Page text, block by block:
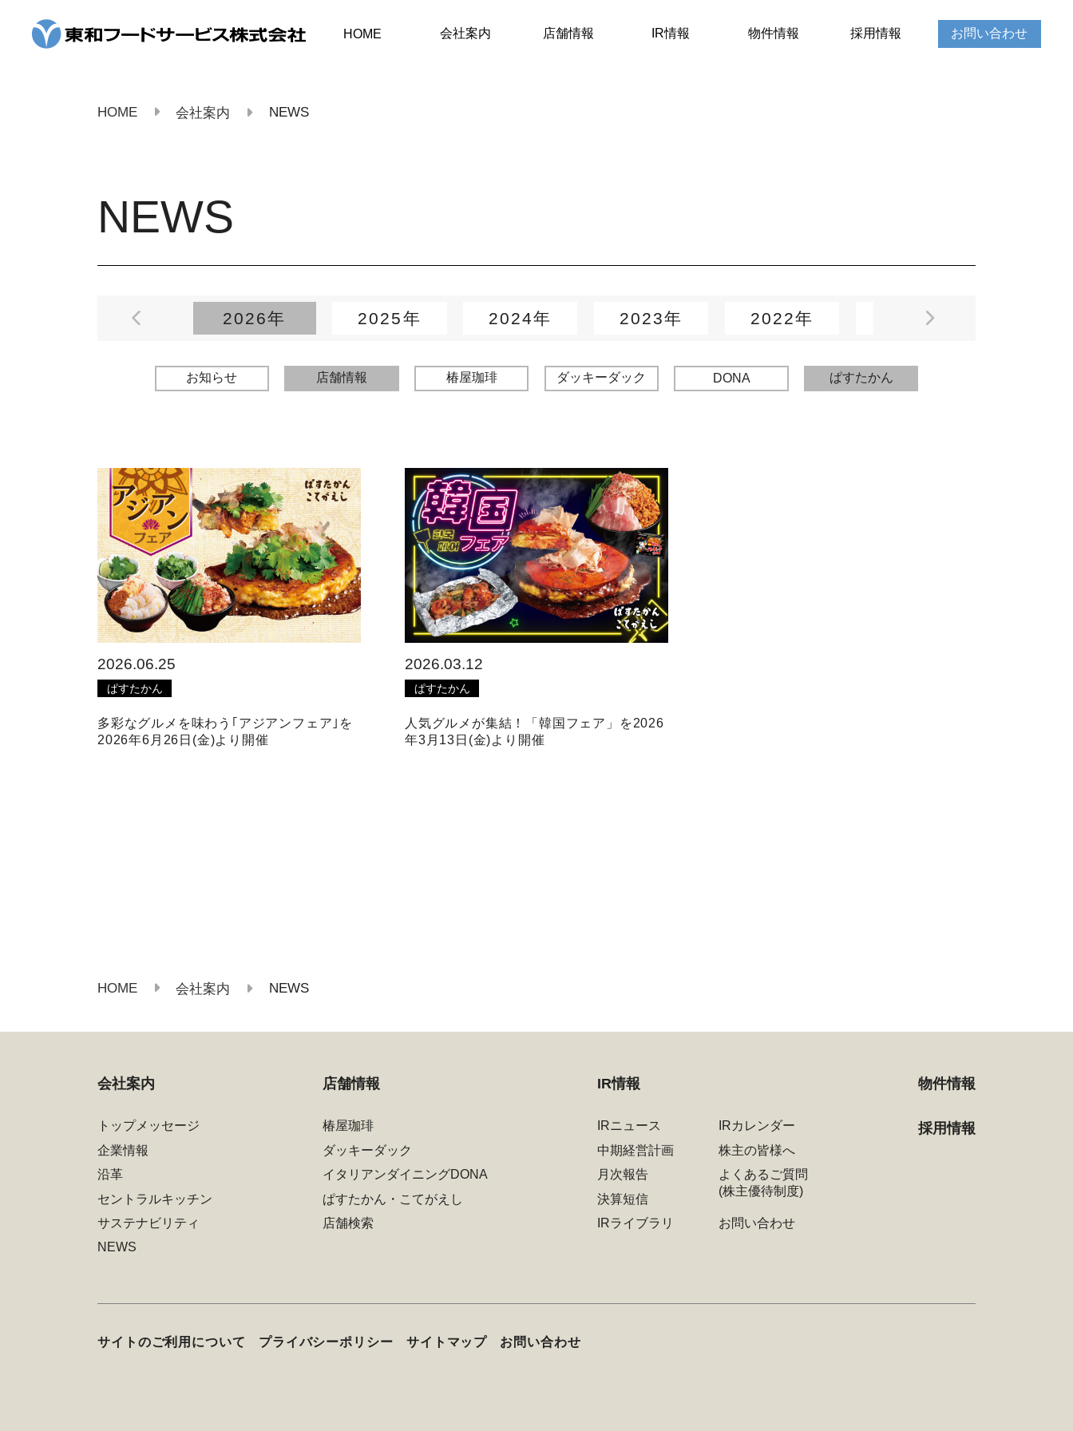
HOME 会社案内 店舗情報 IR情報 物件情報 採用情報 お問い合わせ
HOME 会社案内 NEWS
NEWS
2026年 2025年 2024年 2023年 2022年 2021年
お知らせ 店舗情報 椿屋珈琲 ダッキーダック DONA ぱすたかん
2026.06.25
ぱすたかん
多彩なグルメを味わう｢アジアンフェア｣を
2026年6月26日(金)より開催
2026.03.12
ぱすたかん
人気グルメが集結！「韓国フェア」を2026
年3月13日(金)より開催
HOME 会社案内 NEWS
会社案内
トップメッセージ
企業情報
沿革
セントラルキッチン
サステナビリティ
NEWS
店舗情報
椿屋珈琲
ダッキーダック
イタリアンダイニングDONA
ぱすたかん・こてがえし
店舗検索
IR情報
IRニュース
IRカレンダー
中期経営計画
株主の皆様へ
月次報告
決算短信
よくあるご質問
(株主優待制度)
IRライブラリ お問い合わせ
物件情報
採用情報
サイトのご利用について プライバシーポリシー サイトマップ お問い合わせ